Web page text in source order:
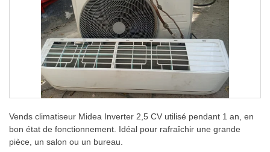
Vends climatiseur Midea Inverter 2,5 CV utilisé pendant 1 an, en
bon état de fonctionnement. Idéal pour rafraîchir une grande
pièce, un salon ou un bureau.